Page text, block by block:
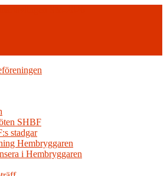
SHBF
stadgar
Hembryggaren
i Hembryggaren